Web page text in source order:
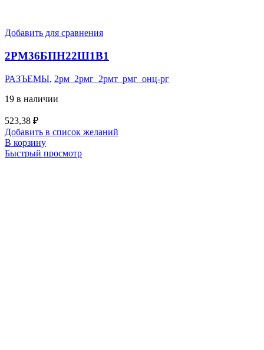
Добавить для сравнения
2РМ36БПН22Ш1В1
РАЗЪЕМЫ, 2рм_2рмг_2рмт_рмг_онц-рг
19 в наличии
523,38 ₽
Добавить в список желаний
В корзину
Быстрый просмотр